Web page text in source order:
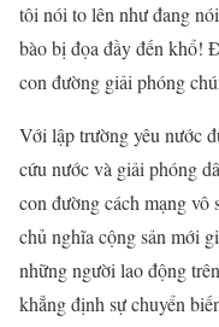
tôi nói to lên như đang
bào bị đọa đầy đến khổ!
con đường giải phóng
Với lập trường yêu nước
cứu nước và giải phóng
con đường cách mạng vô
chủ nghĩa cộng sản mới
những người lao động
khẳng định sự chuyển